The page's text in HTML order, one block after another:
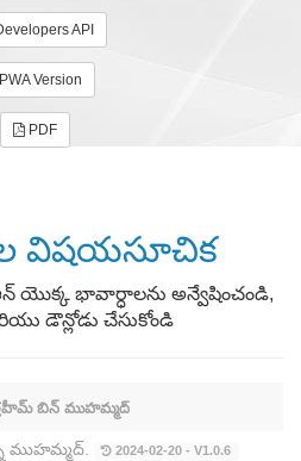
API
Version
PDF
విషయసూచిక
యొక్క భావార్ధాలను అన్వేషించండి,
డౌన్లోడు చేసుకోండి
బిన్ ముహమ్మద్
ముహమ్మద్. 2024-02-20 - V1.0.6